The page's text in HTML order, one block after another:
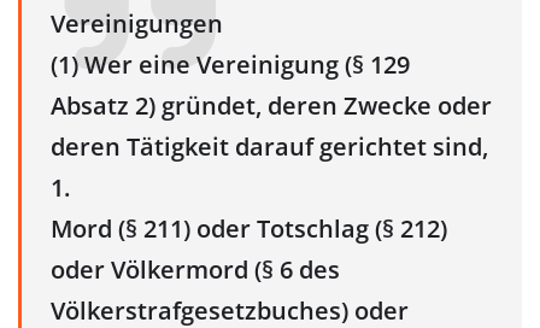
Vereinigungen
(1) Wer eine Vereinigung (§ 129
Absatz 2) gründet, deren Zwecke oder
deren Tätigkeit darauf gerichtet sind,
1.
Mord (§ 211) oder Totschlag (§ 212)
oder Völkermord (§ 6 des
Völkerstrafgesetzbuches) oder